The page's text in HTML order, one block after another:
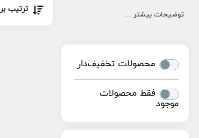
توضیحات بیشتر …
محصولات تخفیف‌دار
فقط محصولات
موجود
ترتیب